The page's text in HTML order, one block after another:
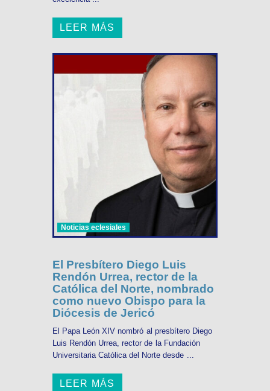
LEER MÁS
Noticias eclesiales
El Presbítero Diego Luis
Rendón Urrea, rector de la
Católica del Norte, nombrado
como nuevo Obispo para la
Diócesis de Jericó
El Papa León XIV nombró al presbítero Diego
Luis Rendón Urrea, rector de la Fundación
Universitaria Católica del Norte desde ...
LEER MÁS